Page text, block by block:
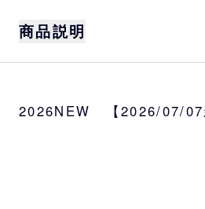
商品説明
※太田・若月・森友・宗・
2026NEW 【2026/07/07